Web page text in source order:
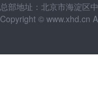
总部地址：北京市海淀区
Copyright © www.xhd.cn